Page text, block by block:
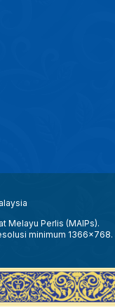
Melayu Perlis (MAIPs).
minimum 1366x768.